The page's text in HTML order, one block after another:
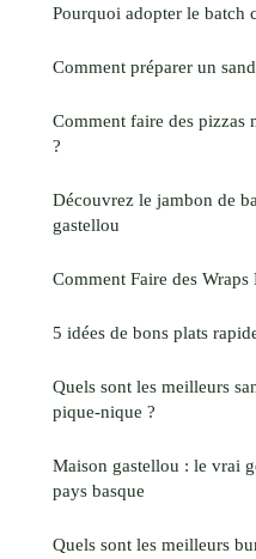
Pourquoi adopter le batch
Comment préparer un
Comment faire des pizzas
?
Découvrez le jambon de
gastellou
Comment Faire des
5 idées de bons plats
Quels sont les meilleurs
pique-nique ?
Maison gastellou : le vrai
pays basque
Quels sont les meilleurs